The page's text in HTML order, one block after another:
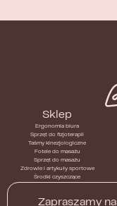
Sklep
Ergonomia biura
Sprzęt do fizjoterapii
Taśmy kinezjologiczne
Fotele do masażu
Sprzęt do masażu
Zdrowie i artykuły sportowe
Środki czyszczące
Zapraszamy